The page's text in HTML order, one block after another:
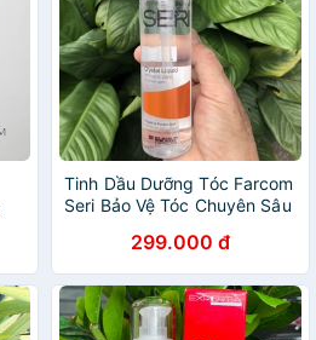
Tinh Dầu Dưỡng Tóc Farcom
Seri Bảo Vệ Tóc Chuyên Sâu
299.000 đ